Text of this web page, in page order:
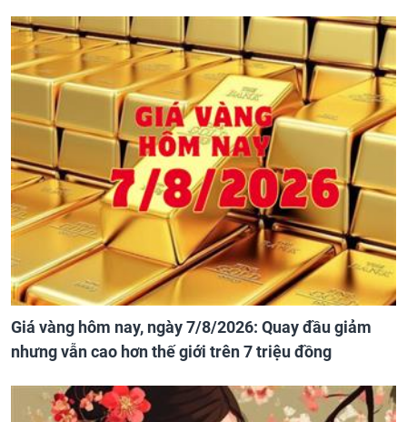
Giá vàng hôm nay, ngày 7/8/2026: Quay đầu giảm
nhưng vẫn cao hơn thế giới trên 7 triệu đồng